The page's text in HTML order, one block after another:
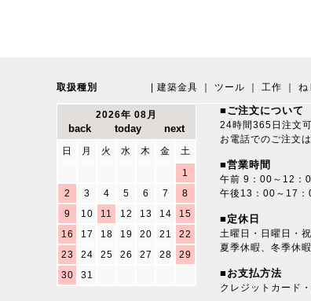
取扱種別 建築金具 ツール 工作 ね
2026年 08月
日 月 火 水 木 金
土
1
2
3 4 5 6 7
8
9
10 11 12 13 14
15
16
17 18 19 20 21
22
23
24 25 26 27 28
29
30
31
■ご注文について
24時間365日注文可
お電話でのご注文
■営業時間
午前 9：00～12：
午後13：00～17：
■定休日
土曜日・日曜日・祝
夏季休暇、冬季休
■お支払方法
クレジットカード